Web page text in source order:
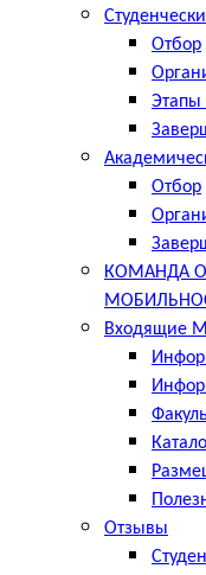
Отбор
Этапы
Отбор
КОМАНДА
Входящие
Отзывы